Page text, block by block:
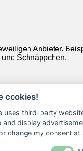
Anbieter.
Schnäppchen.
cookies!
uses third-party
and display
change my consent